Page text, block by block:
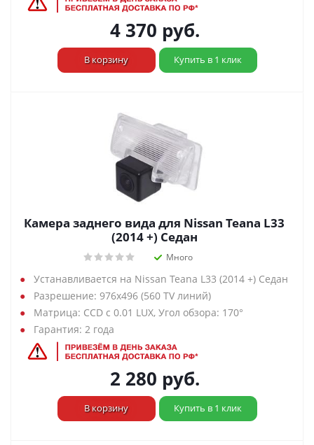
4 370 руб.
В корзину Купить в 1 клик
Камера заднего вида для Nissan Teana L33
(2014 +) Седан
Много
Устанавливается на Nissan Teana L33 (2014 +) Седан
Разрешение: 976х496 (560 TV линий)
Матрица: CCD с 0.01 LUX, Угол обзора: 170°
Гарантия: 2 года
2 280 руб.
В корзину Купить в 1 клик